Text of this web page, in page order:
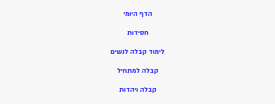
הדף היומי
חסידות
לימוד קבלה לנשים
קבלה למתחיל
קבלה ויהדות